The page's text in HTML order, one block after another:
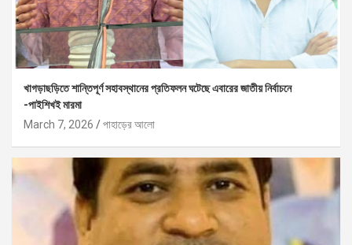
খাগড়াছড়িতে শান্তিপূর্ণ সহাবস্থানের প্রতিফলন ঘটেছে এবারের জাতীয় নির্বাচনে
-পাইশিখই মারমা
March 7, 2026
পাহাড়ের আলো